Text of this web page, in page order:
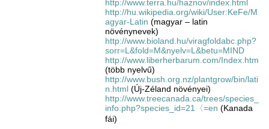
http://www.terra.hu/haznov/index.html
http://hu.wikipedia.org/wiki/User:KeFe/M
agyar-Latin (magyar – latin
növénynevek)
http://www.bioland.hu/viragfoldabc.php?
sorr=L&fold=M&nyelv=L&betu=MIND
http://www.liberherbarum.com/Index.htm
(több nyelvű)
http://www.bush.org.nz/plantgrow/bin/lati
n.html (Új-Zéland növényei)
http://www.treecanada.ca/trees/species_
info.php?species_id=21〈=en (Kanada
fái)